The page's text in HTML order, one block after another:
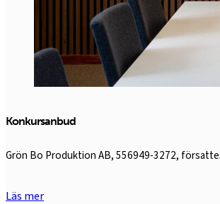
Konkursanbud
Grön Bo Produktion AB, 556949-3272,
Läs mer